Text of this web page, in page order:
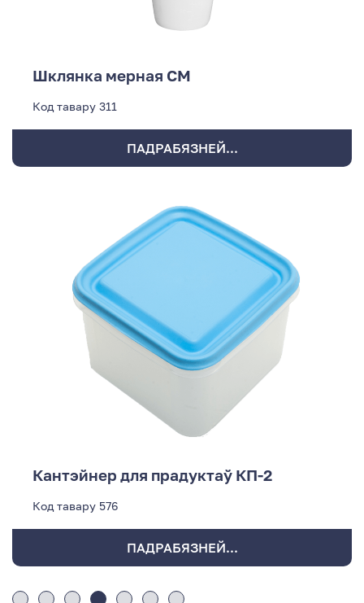
Шклянка мерная СМ
Код тавару 311
ПАДРАБЯЗНЕЙ...
Кантэйнер для прадуктаў КП-2
Код тавару 576
ПАДРАБЯЗНЕЙ...